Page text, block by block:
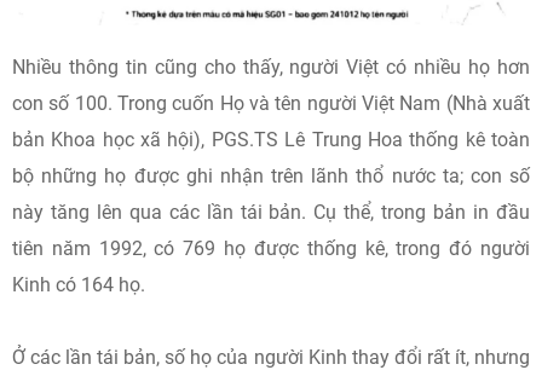
Nhiều thông tin cũng cho thấy, người Việt có nhiều họ hơn
con số 100. Trong cuốn Họ và tên người Việt Nam (Nhà xuất
bản Khoa học xã hội), PGS.TS Lê Trung Hoa thống kê toàn
bộ những họ được ghi nhận trên lãnh thổ nước ta; con số
này tăng lên qua các lần tái bản. Cụ thể, trong bản in đầu
tiên năm 1992, có 769 họ được thống kê, trong đó người
Kinh có 164 họ.
Ở các lần tái bản, số họ của người Kinh thay đổi rất ít, nhưng